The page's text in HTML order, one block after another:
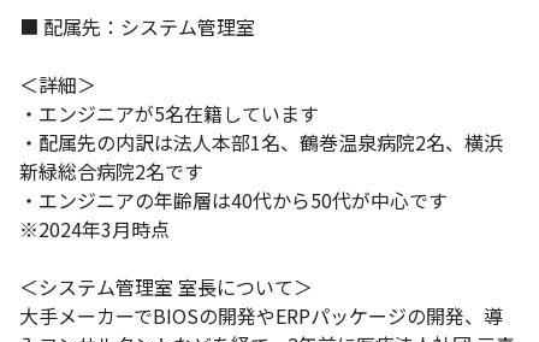
セコム医療システム株式会社の認定医療機関です。
■ 配属先：システム管理室
＜詳細＞
・エンジニアが5名在籍しています
・配属先の内訳は法人本部1名、鶴巻温泉病院2名、横浜
新緑総合病院2名です
・エンジニアの年齢層は40代から50代が中心です
※2024年3月時点
＜システム管理室 室長について＞
大手メーカーでBIOSの開発やERPパッケージの開発、導